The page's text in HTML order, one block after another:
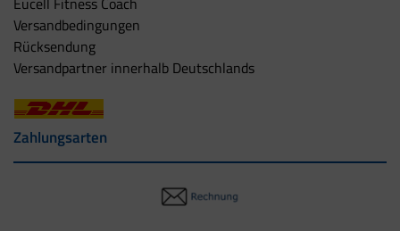
Versandbedingungen
Rücksendung
Versandpartner innerhalb Deutschlands
Zahlungsarten